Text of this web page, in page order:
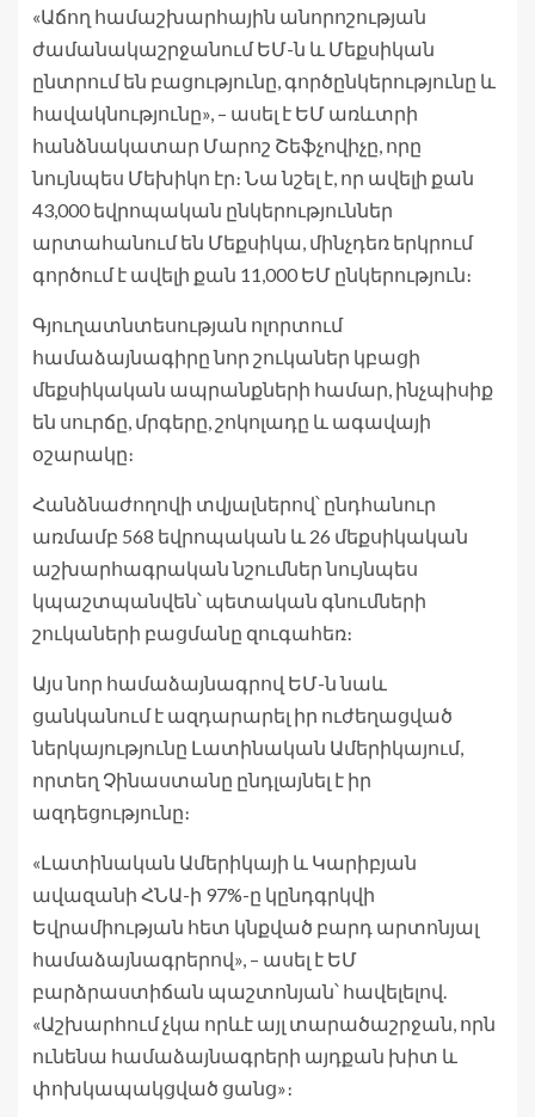
«Աճող համաշխարհային անորոշության
ժամանակաշրջանում ԵՄ-ն և Մեքսիկան
ընտրում են բացությունը, գործընկերությունը և
հավակնությունը», – ասել է ԵՄ առևտրի
հանձնակատար Մարոշ Շեֆչովիչը, որը
նույնպես Մեխիկո էր։ Նա նշել է, որ ավելի քան
43,000 եվրոպական ընկերություններ
արտահանում են Մեքսիկա, մինչդեռ երկրում
գործում է ավելի քան 11,000 ԵՄ ընկերություն։
Գյուղատնտեսության ոլորտում
համաձայնագիրը նոր շուկաներ կբացի
մեքսիկական ապրանքների համար, ինչպիսիք
են սուրճը, մրգերը, շոկոլադը և ագավայի
օշարակը։
Հանձնաժողովի տվյալներով՝ ընդհանուր
առմամբ 568 եվրոպական և 26 մեքսիկական
աշխարհագրական նշումներ նույնպես
կպաշտպանվեն՝ պետական ​​գնումների
շուկաների բացմանը զուգահեռ։
Այս նոր համաձայնագրով ԵՄ-ն նաև
ցանկանում է ազդարարել իր ուժեղացված
ներկայությունը Լատինական Ամերիկայում,
որտեղ Չինաստանը ընդլայնել է իր
ազդեցությունը։
«Լատինական Ամերիկայի և Կարիբյան
ավազանի ՀՆԱ-ի 97%-ը կընդգրկվի
Եվրամիության հետ կնքված բարդ արտոնյալ
համաձայնագրերով», – ասել է ԵՄ
բարձրաստիճան պաշտոնյան՝ հավելելով.
«Աշխարհում չկա որևէ այլ տարածաշրջան, որն
ունենա համաձայնագրերի այդքան խիտ և
փոխկապակցված ցանց»։